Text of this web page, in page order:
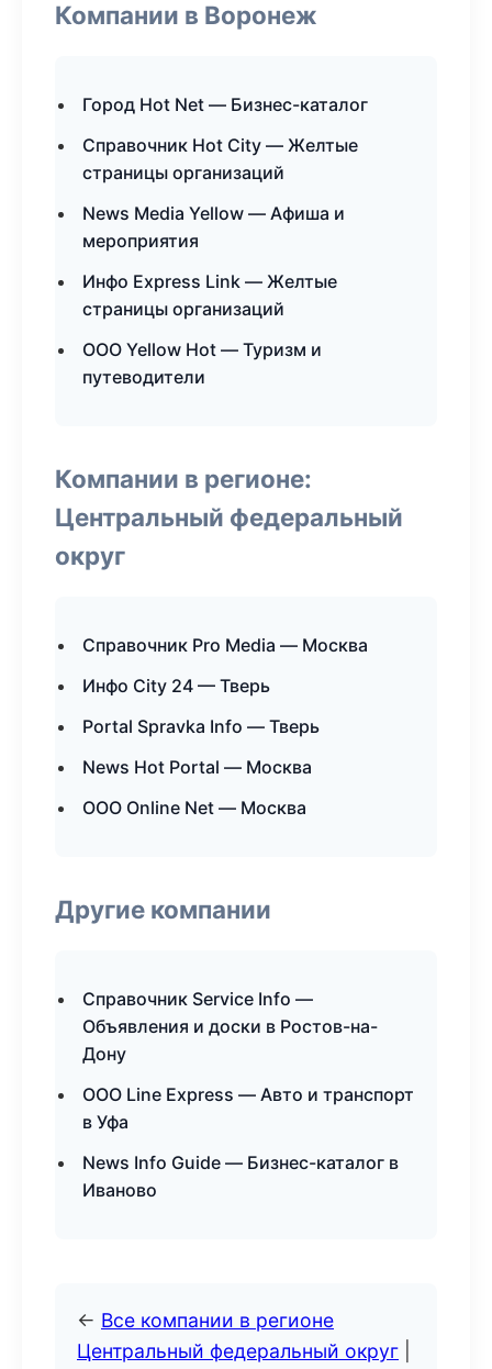
Компании в Воронеж
Город Hot Net — Бизнес-каталог
Справочник Hot City — Желтые
страницы организаций
News Media Yellow — Афиша и
мероприятия
Инфо Express Link — Желтые
страницы организаций
ООО Yellow Hot — Туризм и
путеводители
Компании в регионе:
Центральный федеральный
округ
Справочник Pro Media — Москва
Инфо City 24 — Тверь
Portal Spravka Info — Тверь
News Hot Portal — Москва
ООО Online Net — Москва
Другие компании
Справочник Service Info —
Объявления и доски в Ростов-на-
Дону
ООО Line Express — Авто и транспорт
в Уфа
News Info Guide — Бизнес-каталог в
Иваново
← Все компании в регионе
Центральный федеральный округ